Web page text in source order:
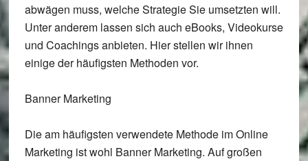
abwägen muss, welche Strategie Sie umsetzten will.
Unter anderem lassen sich auch eBooks, Videokurse
und Coachings anbieten. Hier stellen wir ihnen
einige der häufigsten Methoden vor.
Banner Marketing
Die am häufigsten verwendete Methode im Online
Marketing ist wohl Banner Marketing. Auf großen